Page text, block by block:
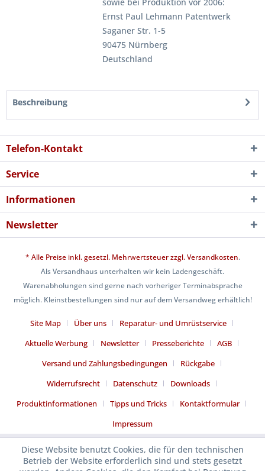
Ernst Paul Lehmann Patentwerk
Saganer Str. 1-5
90475 Nürnberg
Deutschland
Beschreibung
Telefon-Kontakt
Service
Informationen
Newsletter
* Alle Preise inkl. gesetzl. Mehrwertsteuer zzgl.Versandkosten.
Als Versandhaus unterhalten wir kein Ladengeschäft.
Warenabholungen sind gerne nach vorheriger Terminabsprache
möglich. Kleinstbestellungen sind nur auf dem Versandweg erhältlich!
Site Map Über uns
Reparatur- und Umrüstservice
Aktuelle Werbung
Newsletter Presseberichte
AGB
Versand und Zahlungsbedingungen
Rückgabe
Widerrufsrecht
Datenschutz
Downloads
Produktinformationen
Tipps und Tricks
Kontaktformular
Impressum
Diese Website benutzt Cookies, die für den technischen
Betrieb der Website erforderlich sind und stets gesetzt